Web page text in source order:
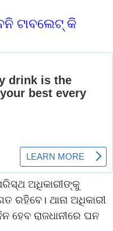
ଟାବଲେଟ୍‌ କି
ଅଧିକାରୀଙ୍କୁ
ରହିବେ। ଥାନା ଅଧିକାରୀ
ହେବ ରାଜଧାନୀରେ ଘନ